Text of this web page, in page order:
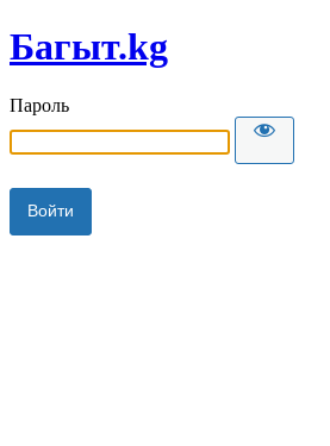
Багыт.kg
Пароль